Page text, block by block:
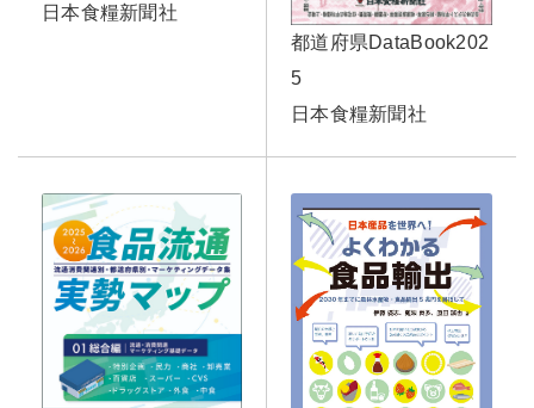
日本食糧新聞社
都道府県DataBook202
5
日本食糧新聞社